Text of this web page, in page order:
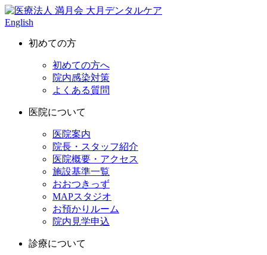
English
初めての方
初めての方へ
院内感染対策
よくある質問
医院について
医院案内
院長・スタッフ紹介
医院概要・アクセス
施設基準一覧
おおつきっず
MAPスタジオ
お預かりルーム
院内見学申込
診療について